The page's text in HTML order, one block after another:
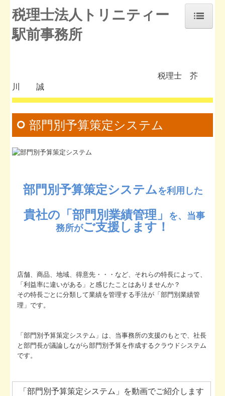
ホーム
事務所紹介
経営理念
交通案内
料金について
FX4クラウド
関与先向け融資商品ご紹介
社長メニューASP版
TKCシステムQ&A
経営革新等支援機関とは
税理士法人トリニティー
駅前事務所
税理士 芥
川 誠
部門別予算策定システム
部門別予算策定システム を利用した
貴社の 「部門別業績管理」 を、 当事
務所がご支援します！
店舗、商品、地域、得意先・・・など、それらの特長によって、
「利益率に違いがある」と感じたことはありませんか？
その特長ごとに分類して業績を管理する手法が「部門別業績管
理」です。
「部門別予算策定システム」は、当事務所の支援のもとで、社長
と部門長が議論しながら部門別予算を作成するクラウドシステム
です。
「部門別予算策定システム」を動画でご紹介します